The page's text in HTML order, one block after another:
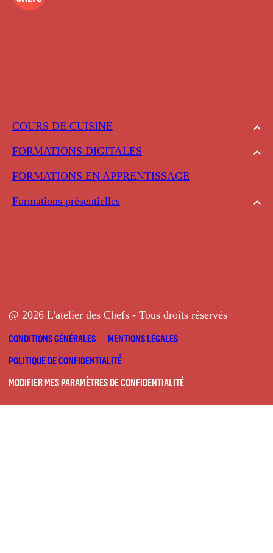
COURS DE CUISINE
FORMATIONS DIGITALES
FORMATIONS EN APPRENTISSAGE
Formations présentielles
@ 2026 L'atelier des Chefs - Tous droits réservés
CONDITIONS GÉNÉRALES
MENTIONS LÉGALES
POLITIQUE DE CONFIDENTIALITÉ
MODIFIER MES PARAMÈTRES DE CONFIDENTIALITÉ